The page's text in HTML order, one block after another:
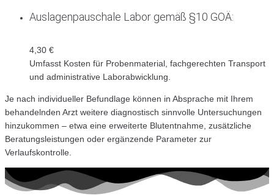
Auslagenpauschale Labor gemäß §10 GOÄ:
4,30 €
Umfasst Kosten für Probenmaterial, fachgerechten Transport
und administrative Laborabwicklung.
Je nach individueller Befundlage können in Absprache mit Ihrem
behandelnden Arzt weitere diagnostisch sinnvolle Untersuchungen
hinzukommen – etwa eine erweiterte Blutentnahme, zusätzliche
Beratungsleistungen oder ergänzende Parameter zur
Verlaufskontrolle.